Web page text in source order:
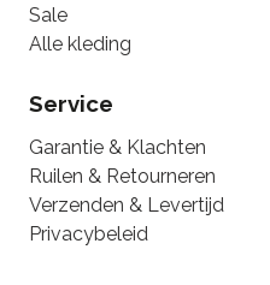
Sale
Alle kleding
Service
Garantie & Klachten
Ruilen & Retourneren
Verzenden & Levertijd
Privacybeleid